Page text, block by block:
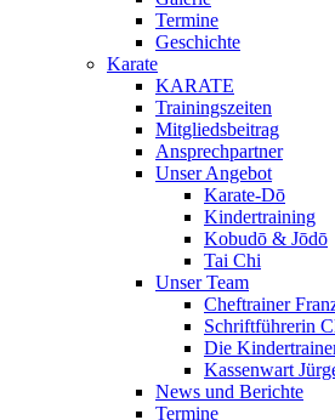
Termine
Geschichte
Karate
KARATE
Trainingszeiten
Mitgliedsbeitrag
Ansprechpartner
Unser Angebot
Karate-Dō
Kindertraining
Kobudō & Jōdō
Tai Chi
Unser Team
Cheftrainer
Schriftführerin
Die
Kassenwart
News und Berichte
Termine